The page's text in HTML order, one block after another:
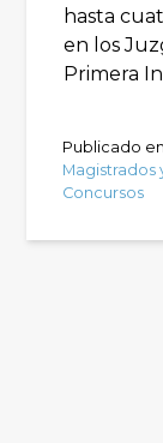
hasta
en los
Primera
Publicado en
Magistrados
Concursos